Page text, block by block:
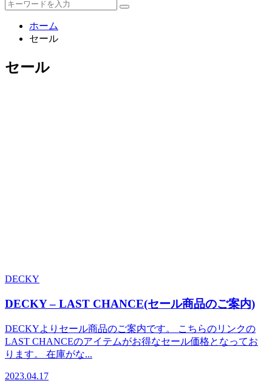
ホーム
セール
セール
DECKY
DECKY – LAST CHANCE(セール商品のご案内)
DECKYよりセール商品のご案内です。 こちらのリンクの
LAST CHANCEのアイテムがお得なセール価格となってお
ります。 在庫がな...
2023.04.17